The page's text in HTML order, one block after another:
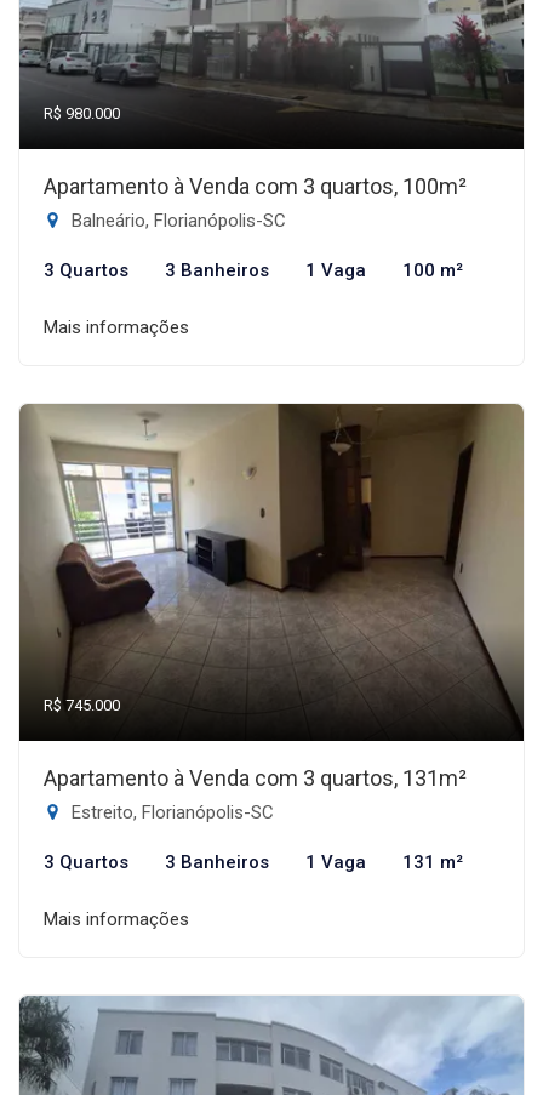
R$ 980.000
Apartamento à Venda com 3 quartos, 100m²
Balneário, Florianópolis-SC
3 Quartos 3 Banheiros 1 Vaga 100 m²
Mais informações
R$ 745.000
Apartamento à Venda com 3 quartos, 131m²
Estreito, Florianópolis-SC
3 Quartos 3 Banheiros 1 Vaga 131 m²
Mais informações